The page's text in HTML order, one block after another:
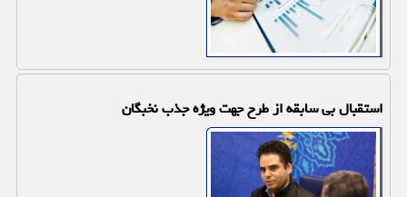
استقبال بی سابقه از طرح جهت ویژه جذب نخبگان